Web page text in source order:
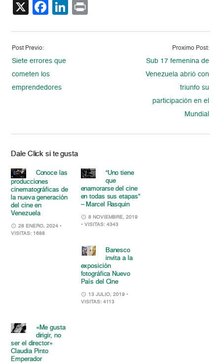
X Facebook
LinkedIn
Post Previo:
Siete errores que
cometen los
emprendedores
Proximo Post:
Sub 17 femenina de
Venezuela abrió con
triunfo su
participación en el
Mundial
Dale Click si te gusta
Conoce las
producciones
cinematográficas de
la nueva generación
del cine en
Venezuela
28 ENERO, 2024 •
VISITAS: 1688
“Uno tiene
que
enamorarse del cine
en todas sus etapas”
– Marcel Rasquin
8 NOVIEMBRE, 2019
• VISITAS: 4343
Banesco
invita a la
exposición
fotográfica Nuevo
País del Cine
13 JULIO, 2019 •
VISITAS: 4113
«Me gusta
dirigir, no
ser el director»
Claudia Pinto
Emperador